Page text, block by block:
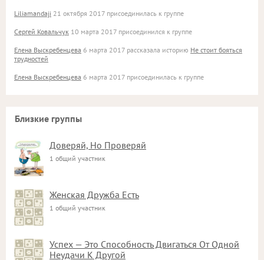
Liliamandaji 21 октября 2017 присоединилась к группе
Сергей Ковальчук 10 марта 2017 присоединился к группе
Елена Выскребенцева 6 марта 2017 рассказала историю Не стоит бояться
трудностей
Елена Выскребенцева 6 марта 2017 присоединилась к группе
Близкие группы
Доверяй, Но Проверяй
1 общий участник
Женская Дружба Есть
1 общий участник
Успех — Это Способность Двигаться От Одной
Неудачи К Другой